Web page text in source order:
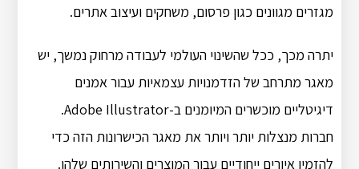
מגזרים מגוונים כגון פרסום, משחקים ועיצוב אתרים.
יתרה מכך, ככל שהשינוי העולמי לעבודה מרחוק נמשך, יש
מאגר מתרחב של הזדמנויות עצמאיות עבור אמנים
דיגיטליים מוכשרים המיומנים ב-Adobe Illustrator.
חברות מנצלות יותר ויותר את מאגר הכישרונות הזה כדי
להזמין איורים ייחודיים עבור המוצרים והשירותים שלהן.